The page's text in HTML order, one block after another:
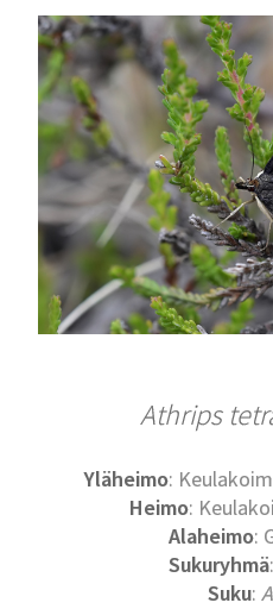
Athrips
Yläheimo:
Heimo:
Alaheimo:
Sukuryhmä
Suku: